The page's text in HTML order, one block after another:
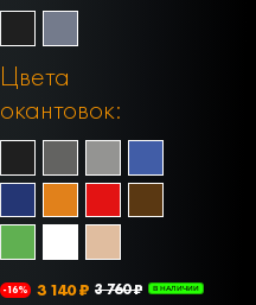
Цвета
окантовок:
-16% 3 140 ₽ 3 760 ₽ В НАЛИЧИИ